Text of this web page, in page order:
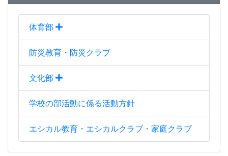
体育部
防災教育・防災クラブ
文化部
学校の部活動に係る活動方針
エシカル教育・エシカルクラブ・家庭クラブ